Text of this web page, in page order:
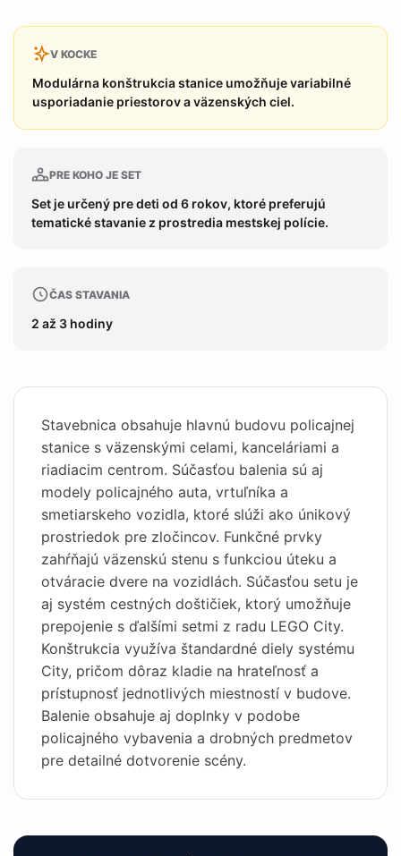
V KOCKE
Modulárna konštrukcia stanice umožňuje variabilné
usporiadanie priestorov a väzenských ciel.
PRE KOHO JE SET
Set je určený pre deti od 6 rokov, ktoré preferujú
tematické stavanie z prostredia mestskej polície.
ČAS STAVANIA
2 až 3 hodiny
Stavebnica obsahuje hlavnú budovu policajnej
stanice s väzenskými celami, kanceláriami a
riadiacim centrom. Súčasťou balenia sú aj
modely policajného auta, vrtuľníka a
smetiarskeho vozidla, ktoré slúži ako únikový
prostriedok pre zločincov. Funkčné prvky
zahŕňajú väzenskú stenu s funkciou úteku a
otváracie dvere na vozidlách. Súčasťou setu je
aj systém cestných doštičiek, ktorý umožňuje
prepojenie s ďalšími setmi z radu LEGO City.
Konštrukcia využíva štandardné diely systému
City, pričom dôraz kladie na hrateľnosť a
prístupnosť jednotlivých miestností v budove.
Balenie obsahuje aj doplnky v podobe
policajného vybavenia a drobných predmetov
pre detailné dotvorenie scény.